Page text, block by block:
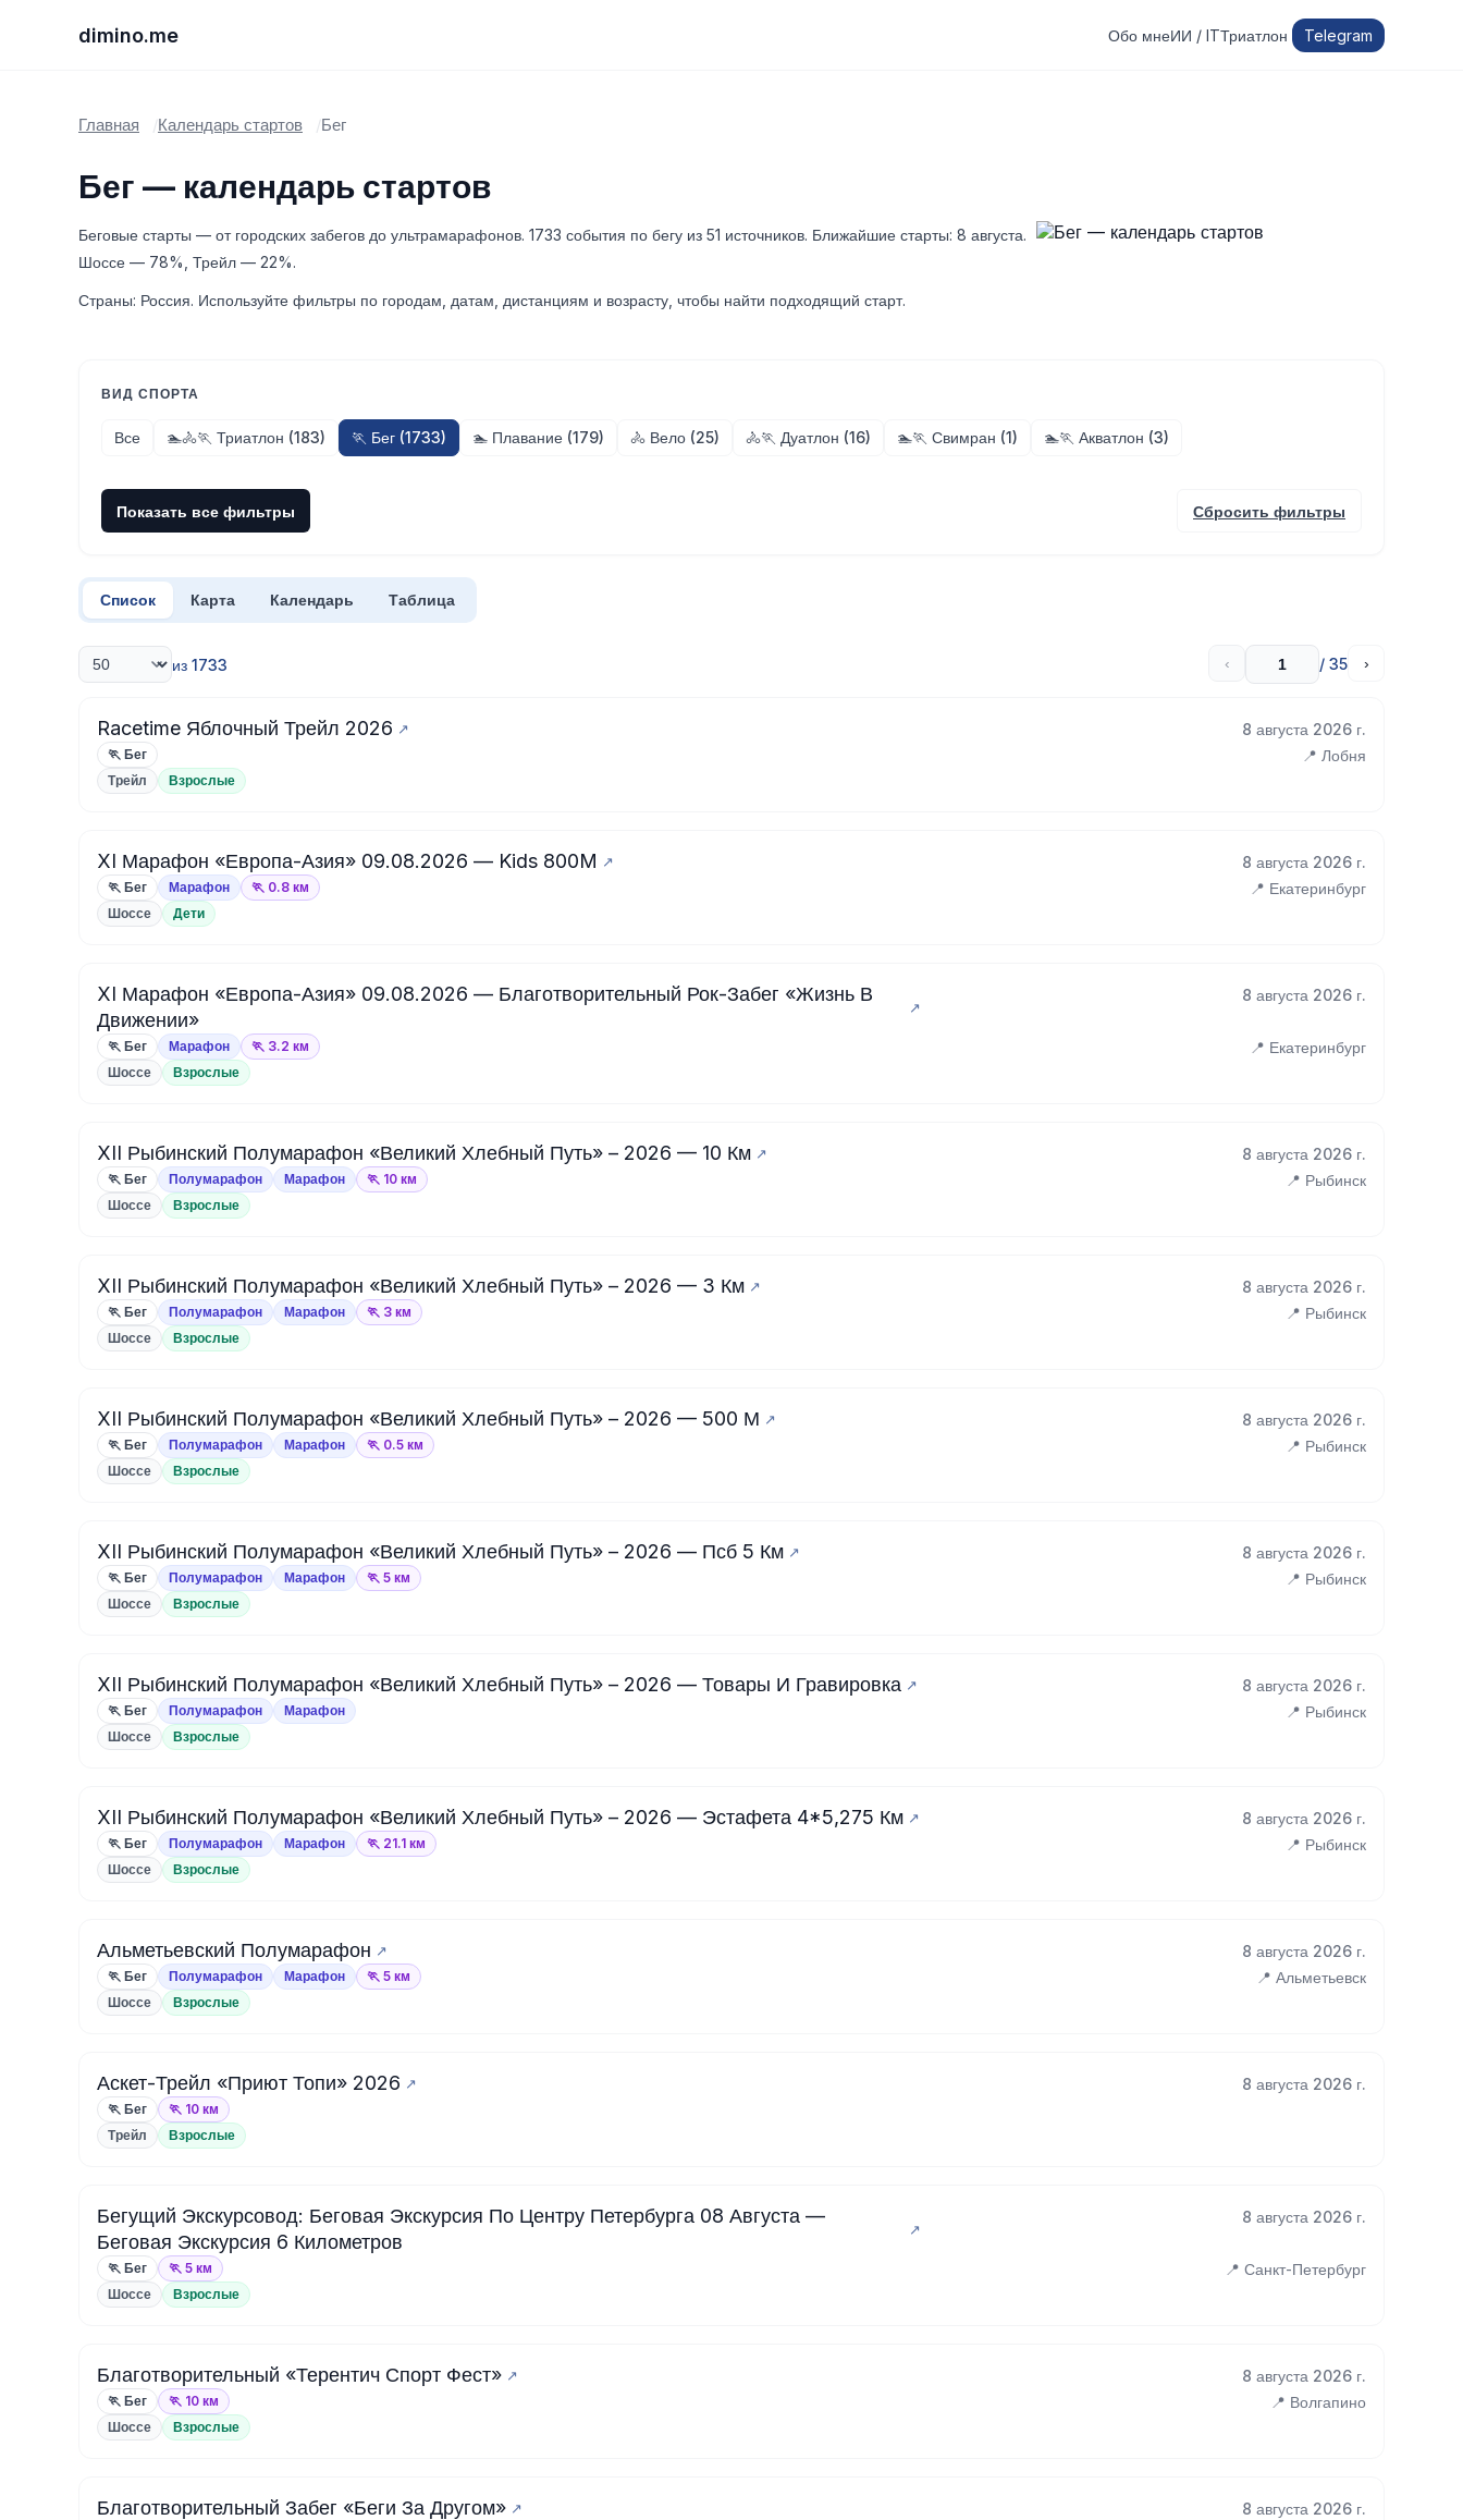
dimino.me Обо мнеИИ / ITТриатлон Telegram
Главная Календарь стартов Бег
Бег — календарь стартов
Беговые старты — от городских забегов до ультрамарафонов. 1733 события по бегу из 51 источников. Ближайшие старты: 8 августа.
Шоссе — 78%, Трейл — 22%.
Страны: Россия. Используйте фильтры по городам, датам, дистанциям и возрасту, чтобы найти подходящий старт.
ВИД СПОРТА
Все 🏊🚴🏃 Триатлон (183) 🏃 Бег (1733) 🏊 Плавание (179) 🚴 Вело (25) 🚴🏃 Дуатлон (16) 🏊🏃 Свимран (1) 🏊🏃 Акватлон (3)
Показать все фильтры Сбросить фильтры
Список Карта Календарь Таблица
из 1733 ‹ / 35 ›
Racetime Яблочный Трейл 2026 8 августа 2026 г.
🏃 Бег 📍 Лобня
Трейл Взрослые
XI Марафон «Европа-Азия» 09.08.2026 — Kids 800M 8 августа 2026 г.
🏃 Бег Марафон 🏃 0.8 км 📍 Екатеринбург
Шоссе Дети
XI Марафон «Европа-Азия» 09.08.2026 — Благотворительный Рок-Забег «Жизнь В
Движении»
8 августа 2026 г.
🏃 Бег Марафон 🏃 3.2 км 📍 Екатеринбург
Шоссе Взрослые
XII Рыбинский Полумарафон «Великий Хлебный Путь» – 2026 — 10 Км 8 августа 2026 г.
🏃 Бег Полумарафон Марафон 🏃 10 км 📍 Рыбинск
Шоссе Взрослые
XII Рыбинский Полумарафон «Великий Хлебный Путь» – 2026 — 3 Км 8 августа 2026 г.
🏃 Бег Полумарафон Марафон 🏃 3 км 📍 Рыбинск
Шоссе Взрослые
XII Рыбинский Полумарафон «Великий Хлебный Путь» – 2026 — 500 М 8 августа 2026 г.
🏃 Бег Полумарафон Марафон 🏃 0.5 км 📍 Рыбинск
Шоссе Взрослые
XII Рыбинский Полумарафон «Великий Хлебный Путь» – 2026 — Псб 5 Км 8 августа 2026 г.
🏃 Бег Полумарафон Марафон 🏃 5 км 📍 Рыбинск
Шоссе Взрослые
XII Рыбинский Полумарафон «Великий Хлебный Путь» – 2026 — Товары И Гравировка 8 августа 2026 г.
🏃 Бег Полумарафон Марафон 📍 Рыбинск
Шоссе Взрослые
XII Рыбинский Полумарафон «Великий Хлебный Путь» – 2026 — Эстафета 4*5,275 Км 8 августа 2026 г.
🏃 Бег Полумарафон Марафон 🏃 21.1 км 📍 Рыбинск
Шоссе Взрослые
Альметьевский Полумарафон 8 августа 2026 г.
🏃 Бег Полумарафон Марафон 🏃 5 км 📍 Альметьевск
Шоссе Взрослые
Аскет-Трейл «Приют Топи» 2026 8 августа 2026 г.
🏃 Бег
🏃 10 км
Трейл
Взрослые
Бегущий Экскурсовод: Беговая Экскурсия По Центру Петербурга 08 Августа —
Беговая Экскурсия 6 Километров
8 августа 2026 г.
🏃 Бег 🏃 5 км 📍 Санкт-Петербург
Шоссе Взрослые
Благотворительный «Терентич Спорт Фест» 8 августа 2026 г.
🏃 Бег 🏃 10 км 📍 Волгапино
Шоссе Взрослые
Благотворительный Забег «Беги За Другом» 8 августа 2026 г.